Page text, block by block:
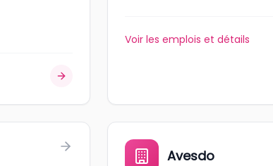
Voir les emplois et détails
Avesdo